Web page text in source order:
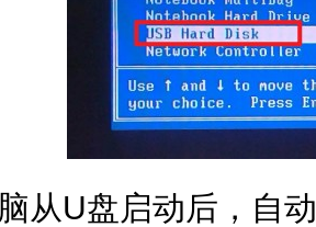
从U盘启动后，自